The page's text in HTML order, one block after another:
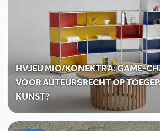
HVJEU MIO/KONEKTRA: GAME-
VOOR AUTEURSRECHT OP
KUNST?